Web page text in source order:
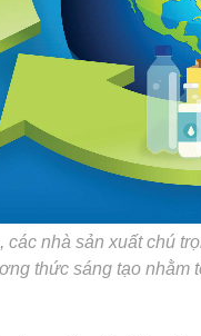
các nhà sản xuất chú
thức sáng tạo nhằm